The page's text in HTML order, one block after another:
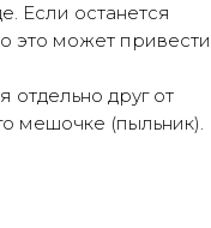
Если останется
это может привести
отдельно друг от
мешочке (пыльник).